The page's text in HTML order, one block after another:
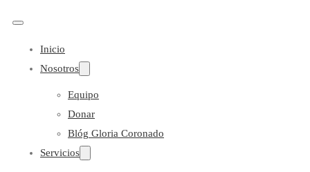
Inicio
Nosotros
Equipo
Donar
Blóg Gloria Coronado
Servicios